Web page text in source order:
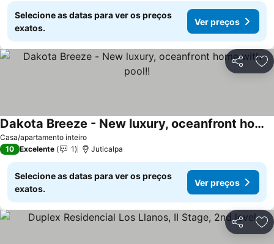
Selecione as datas para ver os preços
exatos.
Ver preços
Partilhar
Casa/apartamento inteiro
Dakota Breeze - New luxury, oceanfront home with pool!!
10 Excelente 1 Juticalpa
Selecione as datas para ver os preços
exatos.
Ver preços
Partilhar